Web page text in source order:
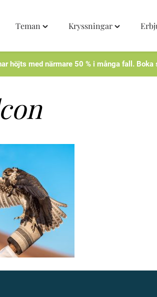
Teman
Toggle
Kryssningar
höjts med närmare 50 % i många fall.